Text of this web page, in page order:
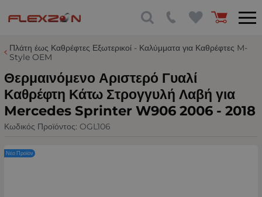
Πλάτη έως Καθρέφτες Εξωτερικοί - Καλύμματα για Καθρέφτες M-
Style OEM
Θερμαινόμενο Αριστερό Γυαλί
Καθρέφτη Κάτω Στρογγυλή Λαβή για
Mercedes Sprinter W906 2006 - 2018
Κωδικός Προϊόντος: OGL106
Νέο Προϊόν